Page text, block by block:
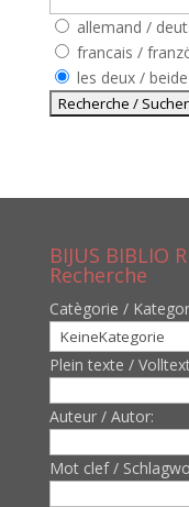
allemand /
francais /
les deux / beide
BIJUS BIBLIO
Recherche
Catègorie /
Plein texte /
Auteur / Autor:
Mot clef /